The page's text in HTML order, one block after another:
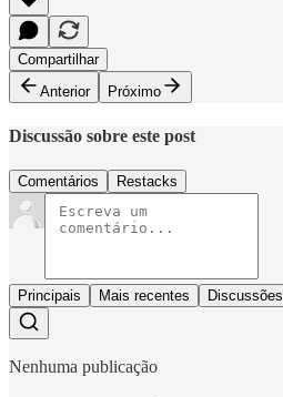
Compartilhar
Anterior
Próximo
Discussão sobre este post
Comentários Restacks
Principais Mais recentes Discussões
Nenhuma publicação